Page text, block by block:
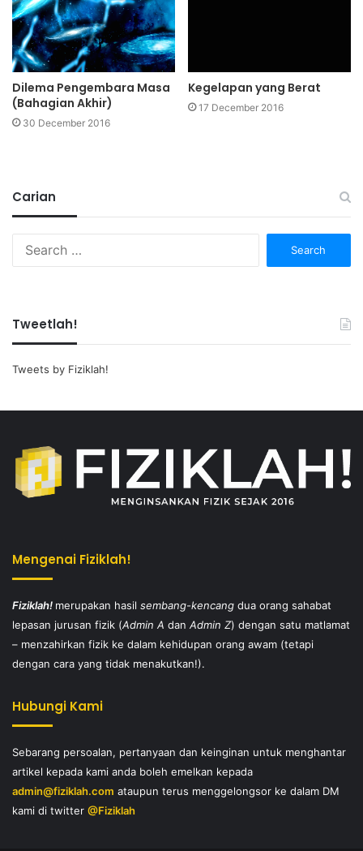
Dilema Pengembara Masa
(Bahagian Akhir)
30 December 2016
Kegelapan yang Berat
17 December 2016
Carian
Tweetlah!
Tweets by Fiziklah!
Mengenai Fiziklah!
Fiziklah! merupakan hasil sembang-kencang dua orang sahabat
lepasan jurusan fizik (Admin A dan Admin Z) dengan satu matlamat
– menzahirkan fizik ke dalam kehidupan orang awam (tetapi
dengan cara yang tidak menakutkan!).
Hubungi Kami
Sebarang persoalan, pertanyaan dan keinginan untuk menghantar
artikel kepada kami anda boleh emelkan kepada
admin@fiziklah.com ataupun terus menggelongsor ke dalam DM
kami di twitter @Fiziklah